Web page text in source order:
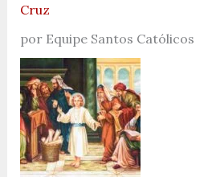
Cruz
por Equipe Santos Católicos